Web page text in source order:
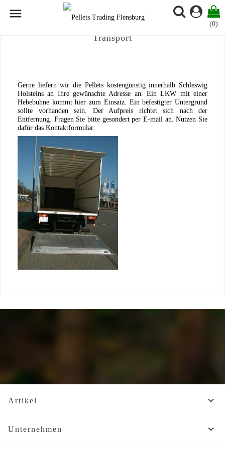

(0)
Transport
Gerne liefern wir die Pellets kostengünstig innerhalb Schleswig
Holsteins an Ihre gewünschte Adresse an. Ein LKW mit einer
Hebebühne kommt hier zum Einsatz. Ein befestigter Untergrund
sollte vorhanden sein. Der Aufpreis richtet sich nach der
Entfernung. Fragen Sie bitte gesondert per E-mail an. Nutzen Sie
dafür das Kontaktformular.
Artikel 
Unternehmen 